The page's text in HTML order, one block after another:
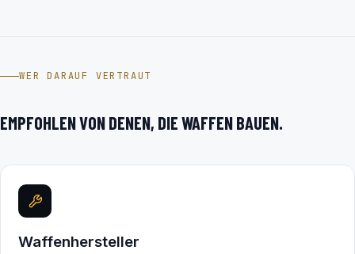
WER DARAUF VERTRAUT
EMPFOHLEN VON DENEN, DIE WAFFEN BAUEN.
Waffenhersteller